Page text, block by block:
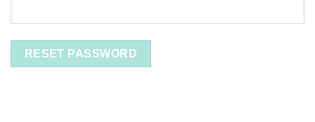
RESET PASSWORD